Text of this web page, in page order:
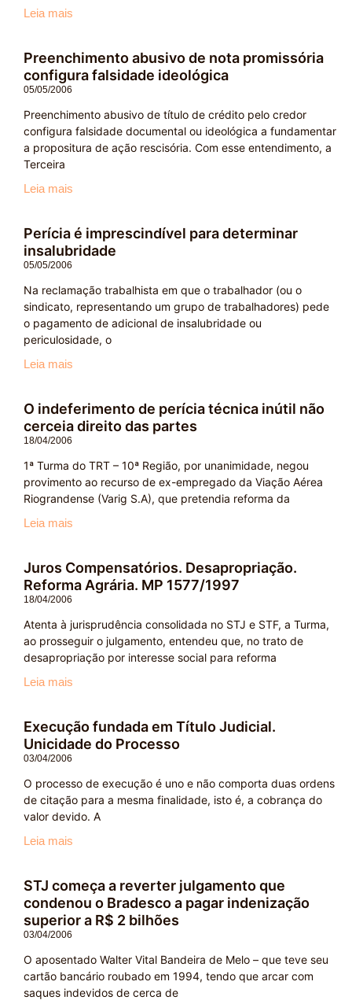
Leia mais
Preenchimento abusivo de nota promissória
configura falsidade ideológica
05/05/2006
Preenchimento abusivo de título de crédito pelo credor
configura falsidade documental ou ideológica a fundamentar
a propositura de ação rescisória. Com esse entendimento, a
Terceira
Leia mais
Perícia é imprescindível para determinar
insalubridade
05/05/2006
Na reclamação trabalhista em que o trabalhador (ou o
sindicato, representando um grupo de trabalhadores) pede
o pagamento de adicional de insalubridade ou
periculosidade, o
Leia mais
O indeferimento de perícia técnica inútil não
cerceia direito das partes
18/04/2006
1ª Turma do TRT – 10ª Região, por unanimidade, negou
provimento ao recurso de ex-empregado da Viação Aérea
Riograndense (Varig S.A), que pretendia reforma da
Leia mais
Juros Compensatórios. Desapropriação.
Reforma Agrária. MP 1577/1997
18/04/2006
Atenta à jurisprudência consolidada no STJ e STF, a Turma,
ao prosseguir o julgamento, entendeu que, no trato de
desapropriação por interesse social para reforma
Leia mais
Execução fundada em Título Judicial.
Unicidade do Processo
03/04/2006
O processo de execução é uno e não comporta duas ordens
de citação para a mesma finalidade, isto é, a cobrança do
valor devido. A
Leia mais
STJ começa a reverter julgamento que
condenou o Bradesco a pagar indenização
superior a R$ 2 bilhões
03/04/2006
O aposentado Walter Vital Bandeira de Melo – que teve seu
cartão bancário roubado em 1994, tendo que arcar com
saques indevidos de cerca de